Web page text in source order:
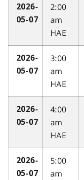
2026-
05-07
2:00
am
HAE
2026-
05-07
3:00
am
HAE
2026-
05-07
4:00
am
HAE
2026-
05-07
5:00
am